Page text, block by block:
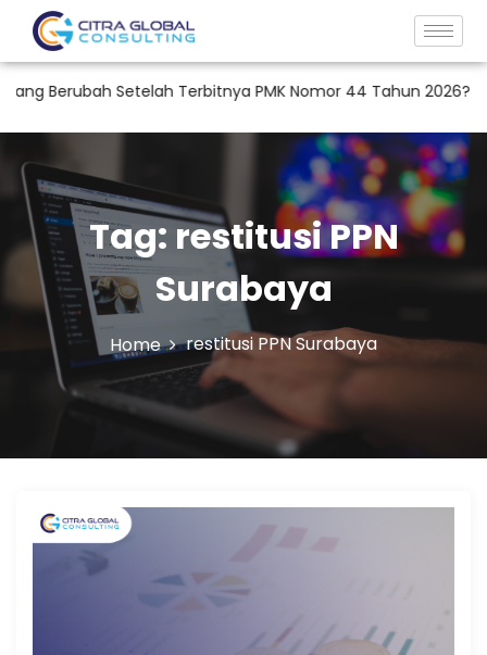
Berubah Setelah Terbitnya PMK Nomor 44 Tahun 2026?
Tag:restitusi PPN
Surabaya
Home restitusi PPN Surabaya